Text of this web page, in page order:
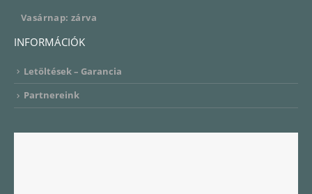
Vasárnap: zárva
INFORMÁCIÓK
Letöltések – Garancia
Partnereink